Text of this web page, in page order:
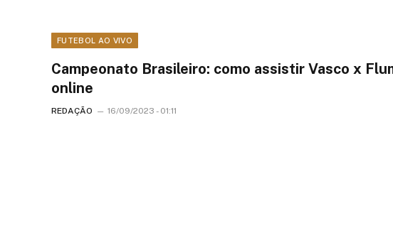
FUTEBOL AO VIVO
Campeonato Brasileiro: como assistir Vasco x
online
REDAÇÃO 16/09/2023 - 01:11